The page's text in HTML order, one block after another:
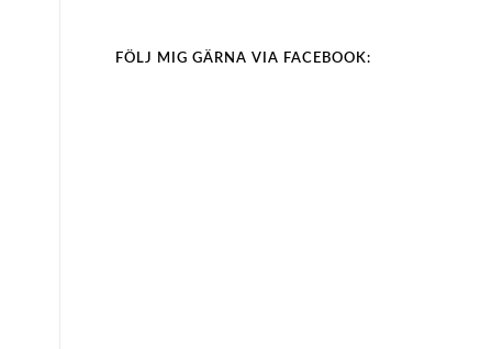
FÖLJ MIG GÄRNA VIA FACEBOOK: